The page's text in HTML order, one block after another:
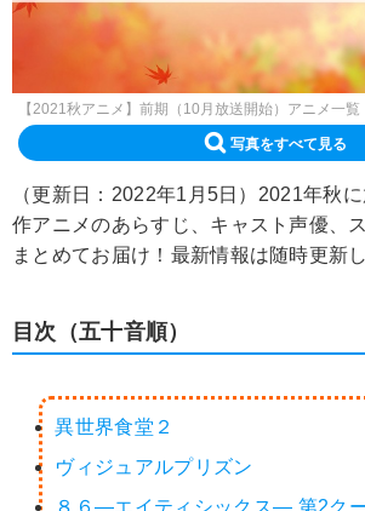
【2021秋アニメ】前期（10月放送開始）アニメ一覧
写真をすべて見る
（更新日：2022年1月5日）2021年秋
作アニメのあらすじ、キャスト声優、
まとめてお届け！最新情報は随時更新
目次（五十音順）
異世界食堂２
ヴィジュアルプリズン